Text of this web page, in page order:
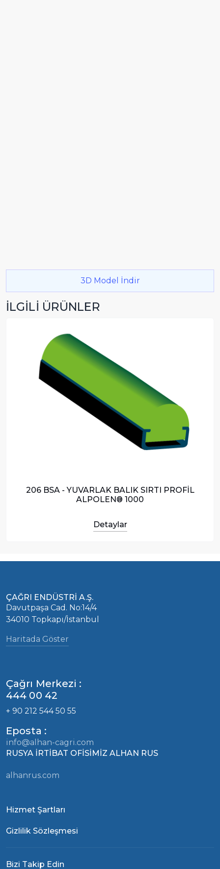
3D Model İndir
İLGİLİ ÜRÜNLER
206 BSA - YUVARLAK BALIK SIRTI PROFİL
ALPOLEN® 1000
Detaylar
ÇAĞRI ENDÜSTRİ A.Ş.
Davutpaşa Cad. No:14/4
34010 Topkapı/İstanbul
Haritada Göster
Çağrı Merkezi :
444 00 42
+ 90 212 544 50 55
Eposta :
info@alhan-cagri.com
RUSYA İRTİBAT OFİSİMİZ ALHAN RUS
alhanrus.com
Hizmet Şartları
Gizlilik Sözleşmesi
Bizi Takip Edin